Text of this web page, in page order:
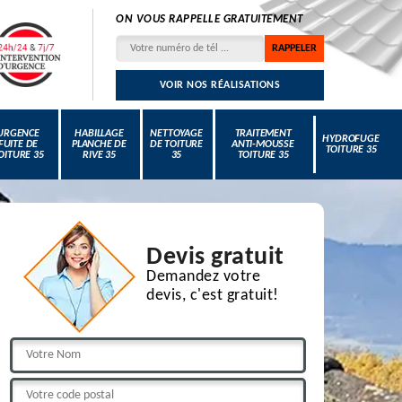
ON VOUS RAPPELLE GRATUITEMENT
VOIR NOS RÉALISATIONS
DE
35
HABILLAGE
PLANCHE DE
RIVE 35
NETTOYAGE
DE TOITURE
35
TRAITEMENT
ANTI-MOUSSE
TOITURE 35
HYDROFUGE
TOITURE 35
Devis gratuit
Demandez votre
devis, c'est gratuit!